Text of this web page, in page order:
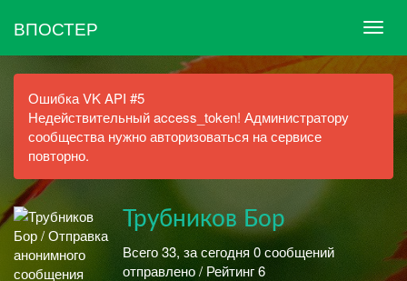
ВПОСТЕР
Ошибка VK API #5
Недействительный access_token! Администратору
сообщества нужно авторизоваться на сервисе
повторно.
Трубников Бор
Всего 33, за сегодня 0 сообщений
отправлено / Рейтинг 6